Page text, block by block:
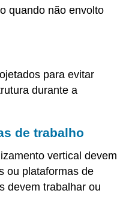
quando não envolto
para evitar
durante a
de trabalho
vertical devem
ou plataformas de
devem trabalhar ou